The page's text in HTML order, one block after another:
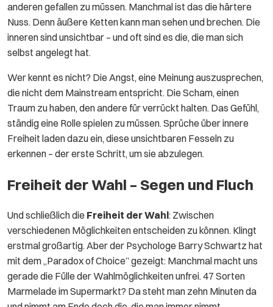
anderen gefallen zu müssen. Manchmal ist das die härtere
Nuss. Denn äußere Ketten kann man sehen und brechen. Die
inneren sind unsichtbar – und oft sind es die, die man sich
selbst angelegt hat.
Wer kennt es nicht? Die Angst, eine Meinung auszusprechen,
die nicht dem Mainstream entspricht. Die Scham, einen
Traum zu haben, den andere für verrückt halten. Das Gefühl,
ständig eine Rolle spielen zu müssen. Sprüche über innere
Freiheit laden dazu ein, diese unsichtbaren Fesseln zu
erkennen – der erste Schritt, um sie abzulegen.
Freiheit der Wahl – Segen und Fluch
Und schließlich die Freiheit der Wahl: Zwischen
verschiedenen Möglichkeiten entscheiden zu können. Klingt
erstmal großartig. Aber der Psychologe Barry Schwartz hat
mit dem „Paradox of Choice” gezeigt: Manchmal macht uns
gerade die Fülle der Wahlmöglichkeiten unfrei. 47 Sorten
Marmelade im Supermarkt? Da steht man zehn Minuten da